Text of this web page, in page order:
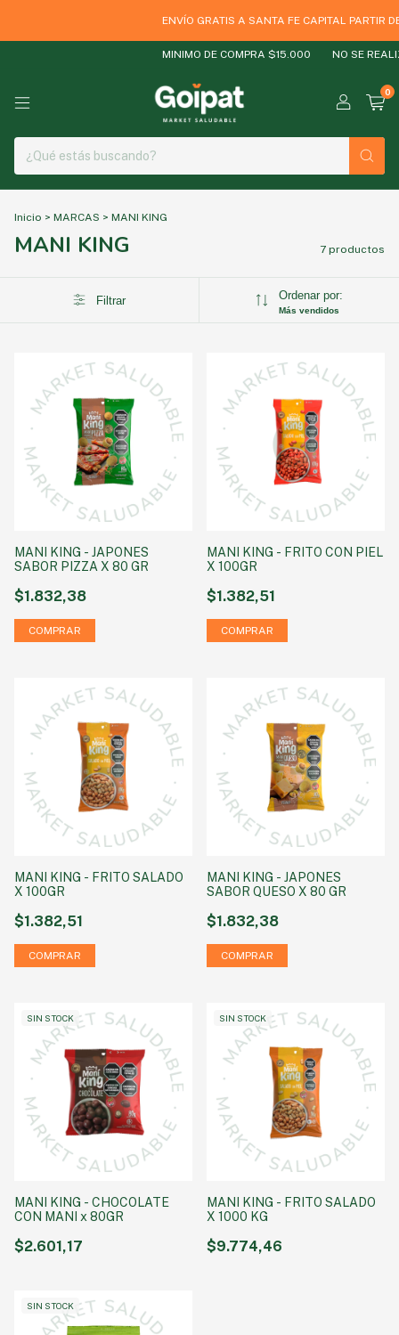
ENVÍO GRATIS A SANTA FE CAPITAL PARTIR
MINIMO DE COMPRA $15.000 NO SE
0
Inicio > MARCAS > MANI KING
MANI KING 7 productos
Filtrar Ordenar por:
Más vendidos
MANI KING - JAPONES
SABOR PIZZA X 80 GR
$1.832,38
MANI KING - FRITO CON PIEL
X 100GR
$1.382,51
MANI KING - FRITO SALADO
X 100GR
$1.382,51
MANI KING - JAPONES
SABOR QUESO X 80 GR
$1.832,38
SIN STOCK
MANI KING - CHOCOLATE
CON MANI x 80GR
$2.601,17
SIN STOCK
MANI KING - FRITO SALADO
X 1000 KG
$9.774,46
SIN STOCK